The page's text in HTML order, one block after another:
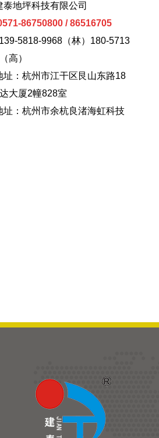
泰地坪科技有限公司
86750800 / 86516705
5818-9968（林）180-5713
高）
址：杭州市江干区艮山东路18
大厦2幢828室
址：杭州市余杭良渚海虹科技